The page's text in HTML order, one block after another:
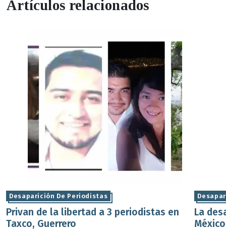
Artículos relacionados
Desaparición De Periodistas
Privan de la libertad a 3 periodistas en
Taxco, Guerrero
La